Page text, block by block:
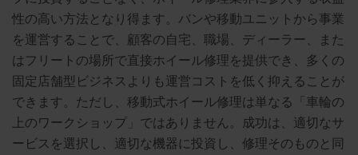
性の高い方法となり得ます。バンや移動ユニットから事業
を運営することで、顧客の自宅、職場、ディーラー、また
はフリートの場所で直接ホイール修理を提供でき、多くの
固定店舗型ビジネスよりも運営コストを低く抑えることが
できます。ただし、移動式ホイール修理は単なる「車輪の
上のワークショップ」ではありません。成功は、適切なサ
ービスを選択し、適切な機器に投資し、修理そのものと同